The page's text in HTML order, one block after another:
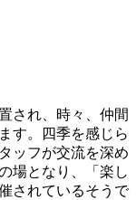
され、時々、仲間
す。四季を感じら
ッフが交流を深め
場となり、「楽し
されているそうで